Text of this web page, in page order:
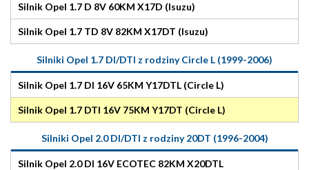
Silnik Opel 1.7 D 8V 60KM X17D (Isuzu)
Silnik Opel 1.7 TD 8V 82KM X17DT (Isuzu)
Silniki Opel 1.7 DI/DTI z rodziny Circle L (1999-2006)
Silnik Opel 1.7 DI 16V 65KM Y17DTL (Circle L)
Silnik Opel 1.7 DTI 16V 75KM Y17DT (Circle L)
Silniki Opel 2.0 DI/DTI z rodziny 20DT (1996-2004)
Silnik Opel 2.0 DI 16V ECOTEC 82KM X20DTL